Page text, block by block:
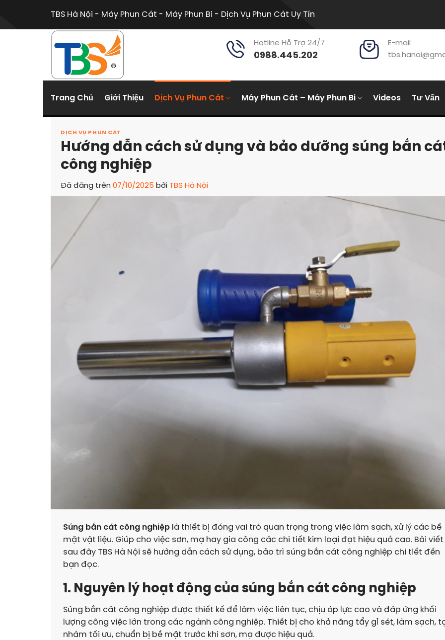
nội
TBS Hà Nội - Máy Phun Cát - Máy Phun Bi - Dịch Vụ Phun Cát Uy Tín
Hotline Hỗ Trợ 24/7
0988.445.202
E-mail
Trang Chủ Giới Thiệu Dịch Vụ Phun Cát Máy Phun Cát – Máy Phun Bi Videos Tư Vấn
DỊCH VỤ PHUN CÁT
Hướng dẫn cách sử dụng và bảo dưỡng súng bắn
công nghiệp
Đã đăng trên 07/10/2025 bởi TBS Hà Nội
Súng bắn cát công nghiệp là thiết bị đóng vai trò quan trọng trong việc làm sạch, xử lý các bề
mặt vật liệu. Giúp cho việc sơn, mạ hay gia công các chi tiết kim loại đạt hiệu quả cao. Bài viết
sau đây TBS Hà Nội sẽ hướng dẫn cách sử dụng, bảo trì súng bắn cát công nghiệp chi tiết đến
bạn đọc.
1. Nguyên lý hoạt động của súng bắn cát công nghiệp
Súng bắn cát công nghiệp được thiết kế để làm việc liên tục, chịu áp lực cao và đáp ứng khối
lượng công việc lớn trong các ngành công nghiệp. Thiết bị cho khả năng tẩy gỉ sét, làm sạch,
nhám tối ưu, chuẩn bị bề mặt trước khi sơn, mạ được hiệu quả.